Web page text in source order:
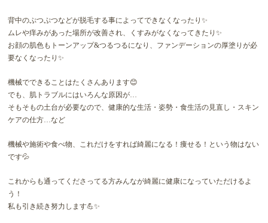
背中のぷつぷつなどが脱毛する事によってできなくなったり✨
ムレや痒みがあった場所が改善され、くすみがなくなってきたり✨
お顔の肌色もトーンアップ&つるつるになり、ファンデーションの厚塗りが必
要なくなったり✨
機械でできることはたくさんあります😊
でも、肌トラブルにはいろんな原因が…
そもそもの土台が必要なので、健康的な生活・姿勢・食生活の見直し・スキン
ケアの仕方…など
機械や施術や食べ物、これだけをすれば綺麗になる！痩せる！という物はない
です💦
これからも通ってくださってる方みんなが綺麗に健康になっていただけるよ
う！
私も引き続き努力します💪✨